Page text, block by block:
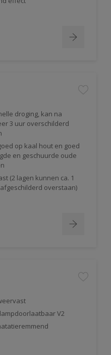
droging, kan na
3 uur overschilderd
op kaal hout en goed
en geschuurde oude
(2 lagen kunnen ca. 1
overstaan)
V2